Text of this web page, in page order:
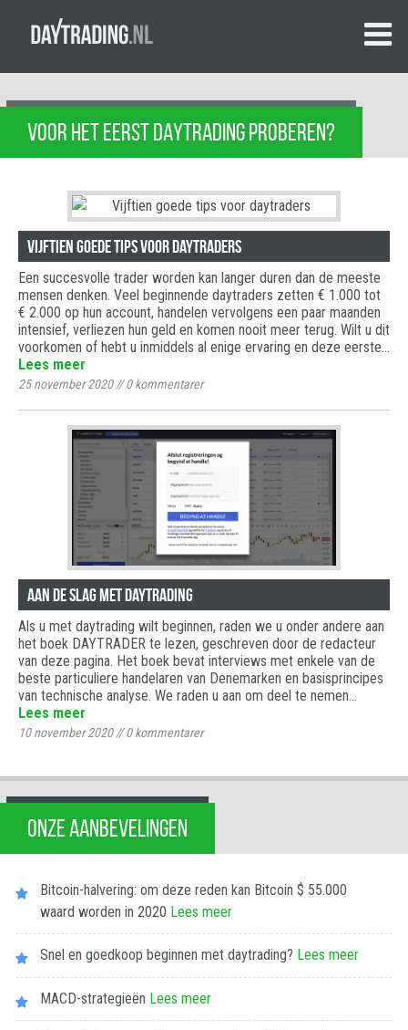
VOOR HET EERST DAYTRADING PROBEREN?
Vijftien goede tips voor daytraders
Een ​​succesvolle trader worden kan langer duren dan de meeste
mensen denken. Veel beginnende daytraders zetten € 1.000 tot
€ 2.000 op hun account, handelen vervolgens een paar maanden
intensief, verliezen hun geld en komen nooit meer terug. Wilt u dit
voorkomen of hebt u inmiddels al enige ervaring en deze eerste…
Lees meer
25 november 2020//0kommentarer
Aan de slag met daytrading
Als u met daytrading wilt beginnen, raden we u onder andere aan
het boek DAYTRADER te lezen, geschreven door de redacteur
van deze pagina. Het boek bevat interviews met enkele van de
beste particuliere handelaren van Denemarken en basisprincipes
van technische analyse. We raden u aan om deel te nemen…
Lees meer
10 november 2020//0kommentarer
ONZE AANBEVELINGEN
Bitcoin-halvering: om deze reden kan Bitcoin $ 55.000
waard worden in 2020 Lees meer
Snel en goedkoop beginnen met daytrading? Lees meer
MACD-strategieën Lees meer